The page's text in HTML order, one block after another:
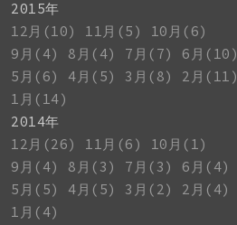
2015年
12月(10)
11月(5)
10月(6)
9月(4)
8月(4) 7月(7)
6月(10)
5月(6)
4月(5) 3月(8)
2月(11)
1月(14)
2014年
12月(26)
11月(6)
10月(1)
9月(4)
8月(3) 7月(3)
6月(4)
5月(5)
4月(5) 3月(2)
2月(4)
1月(4)